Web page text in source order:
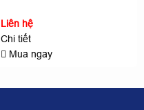
Liên hệ
Chi tiết
Mua ngay